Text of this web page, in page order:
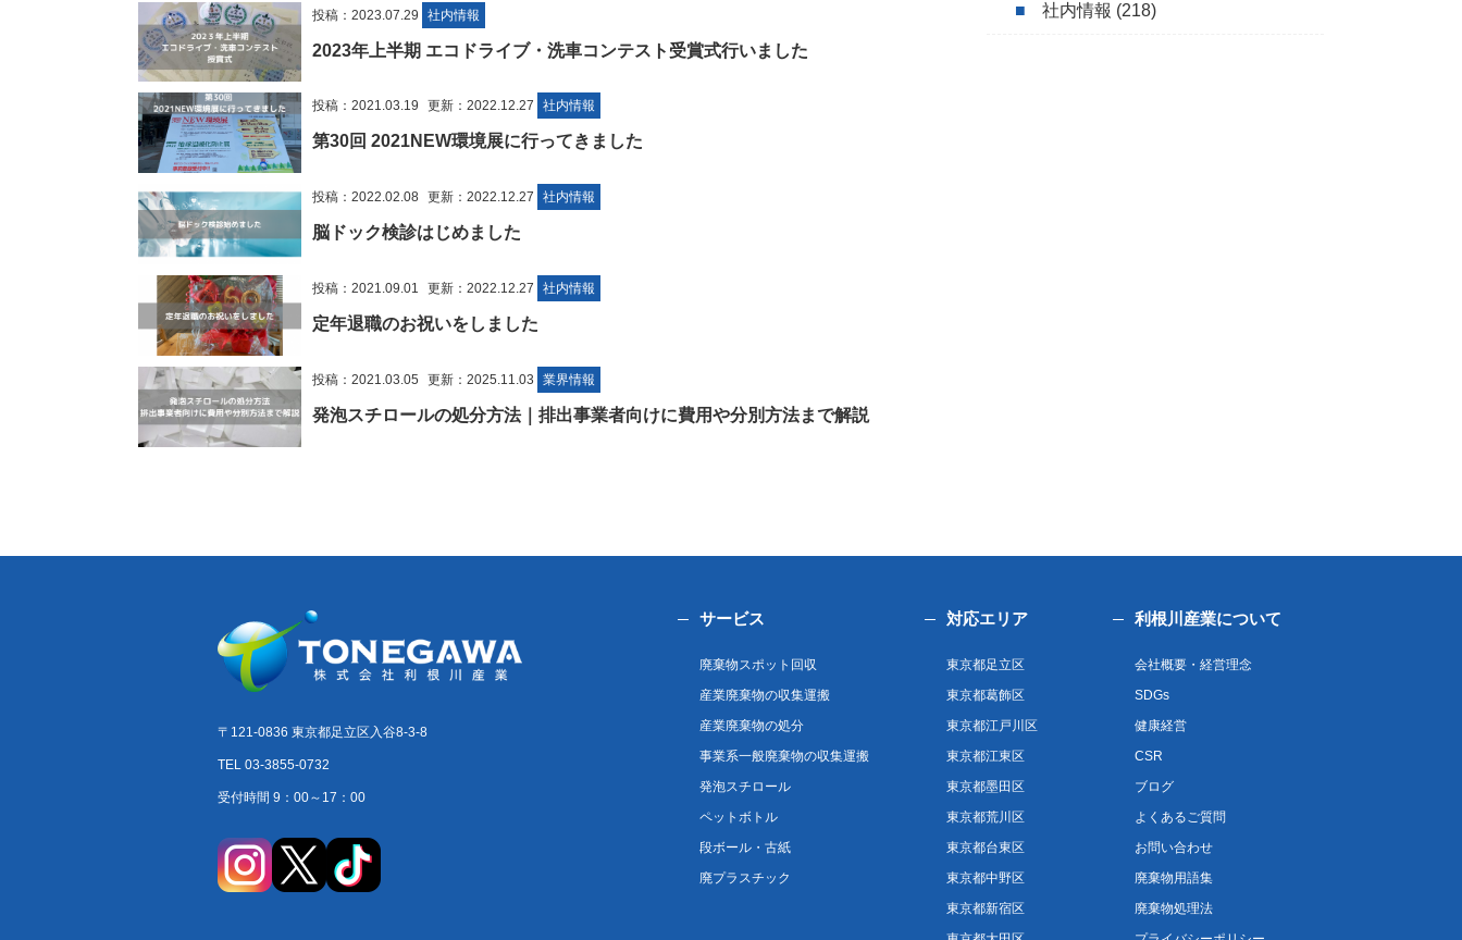
投稿：2023.07.29 社内情報
2023年上半期 エコドライブ・洗車コンテスト受賞式行いました
投稿：2021.03.19 更新：2022.12.27 社内情報
第30回 2021NEW環境展に行ってきました
投稿：2022.02.08 更新：2022.12.27 社内情報
脳ドック検診はじめました
投稿：2021.09.01 更新：2022.12.27 社内情報
定年退職のお祝いをしました
投稿：2021.03.05 更新：2025.11.03 業界情報
発泡スチロールの処分方法｜排出事業者向けに費用や分別方法まで解説
社内情報 (218)
〒121-0836 東京都足立区入谷8-3-8
TEL 03-3855-0732
受付時間 9：00～17：00
サービス
廃棄物スポット回収
産業廃棄物の収集運搬
産業廃棄物の処分
事業系一般廃棄物の収集運搬
発泡スチロール
ペットボトル
段ボール・古紙
廃プラスチック
対応エリア
東京都足立区
東京都葛飾区
東京都江戸川区
東京都江東区
東京都墨田区
東京都荒川区
東京都台東区
東京都中野区
東京都新宿区
利根川産業について
会社概要・経営理念
SDGs
健康経営
CSR
ブログ
よくあるご質問
お問い合わせ
廃棄物用語集
廃棄物処理法